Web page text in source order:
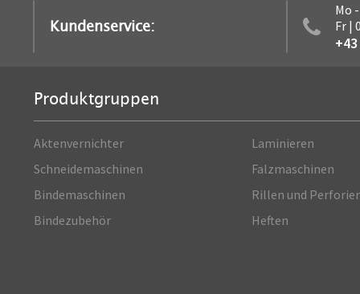
Kundenservice:
Mo
Fr |
Produktgruppen
Aktenvernichter
Schneidemaschinen
Bindemaschinen
Bindezubehör
Laminieren
Falzmaschinen
Rillen und
Heften